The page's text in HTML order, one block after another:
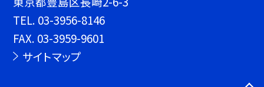
TEL. 03-3956-8146
FAX. 03-3959-9601
サイトマップ